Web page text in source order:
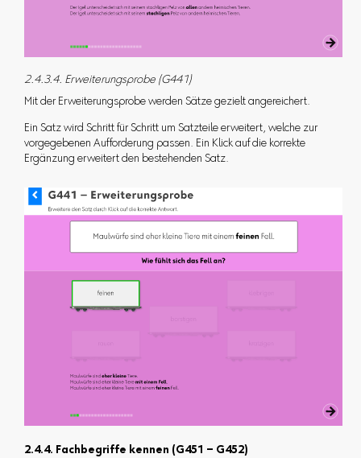
2.4.3.4. Erweiterungsprobe (G441)
Mit der Erweiterungsprobe werden Sätze gezielt angereichert.
Ein Satz wird Schritt für Schritt um Satzteile erweitert, welche zur
vorgegebenen Aufforderung passen. Ein Klick auf die korrekte
Ergänzung erweitert den bestehenden Satz.
2.4.4. Fachbegriffe kennen (G451 – G452)